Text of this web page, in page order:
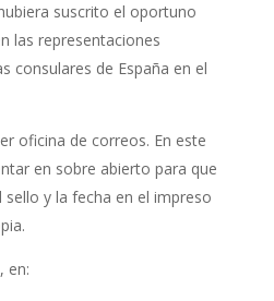
suscrito el oportuno
las representaciones
consulares de España en el
oficina de correos. En este
en sobre abierto para que
y la fecha en el impreso
en: